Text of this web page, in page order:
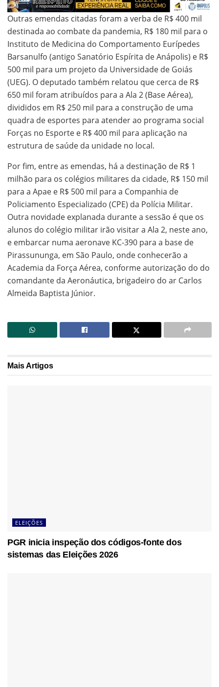
Outras emendas citadas foram a verba de R$ 400 mil
destinada ao combate da pandemia, R$ 180 mil para o
Instituto de Medicina do Comportamento Eurípedes
Barsanulfo (antigo Sanatório Espírita de Anápolis) e R$
500 mil para um projeto da Universidade de Goiás
(UEG). O deputado também relatou que cerca de R$
650 mil foram atribuídos para a Ala 2 (Base Aérea),
divididos em R$ 250 mil para a construção de uma
quadra de esportes para atender ao programa social
Forças no Esporte e R$ 400 mil para aplicação na
estrutura de saúde da unidade no local.
Por fim, entre as emendas, há a destinação de R$ 1
milhão para os colégios militares da cidade, R$ 150 mil
para a Apae e R$ 500 mil para a Companhia de
Policiamento Especializado (CPE) da Polícia Militar.
Outra novidade explanada durante a sessão é que os
alunos do colégio militar irão visitar a Ala 2, neste ano,
e embarcar numa aeronave KC-390 para a base de
Pirassununga, em São Paulo, onde conhecerão a
Academia da Força Aérea, conforme autorização do do
comandante da Aeronáutica, brigadeiro do ar Carlos
Almeida Baptista Júnior.
MaisArtigos
ELEIÇÕES
PGR inicia inspeção dos códigos-fonte dos
sistemas das Eleições 2026